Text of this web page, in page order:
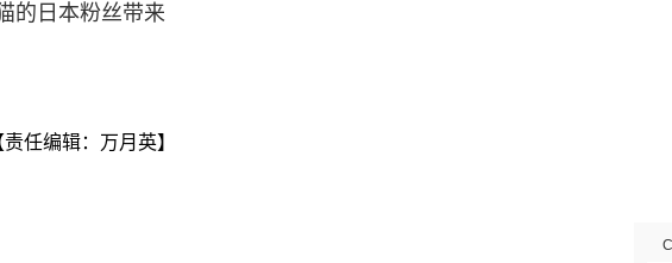
的日本粉丝带来
责任编辑：万月英】